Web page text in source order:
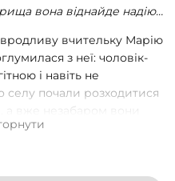
вона віднайде надію…
вчительку Марію
з неї: чоловік-
і навіть не
селу почали розходитися
а вже незабаром вони
і батьками вимушена